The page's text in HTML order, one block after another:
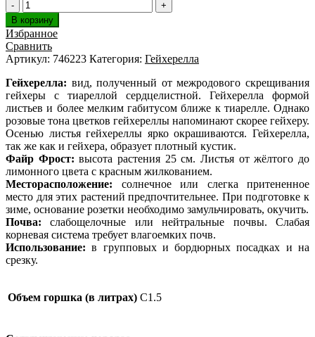
В корзину
Избранное
Сравнить
Артикул: 746223 Категория: Гейхерелла
Гейхерелла: вид, полученный от межродового скрещивания
гейхеры с тиареллой сердцелистной. Гейхерелла формой
листьев и более мелким габитусом ближе к тиарелле. Однако
розовые тона цветков гейхереллы напоминают скорее гейхеру.
Осенью листья гейхереллы ярко окрашиваются. Гейхерелла,
так же как и гейхера, образует плотный кустик.
Файр Фрост:высота растения 25 см. Листья от жёлтого до
лимонного цвета с красным жилкованием.
Месторасположение: солнечное или слегка притененное
место для этих растений предпочтительнее. При подготовке к
зиме, основание розетки необходимо замульчировать, окучить.
Почва:слабощелочные или нейтральные почвы. Слабая
корневая система требует влагоемких почв.
Использование:в групповых и бордюрных посадках и на
срезку.
Объем горшка (в литрах) C1.5